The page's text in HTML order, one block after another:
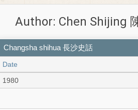
Author: Chen Shijing
Changsha shihua 長沙史話
Date
1980